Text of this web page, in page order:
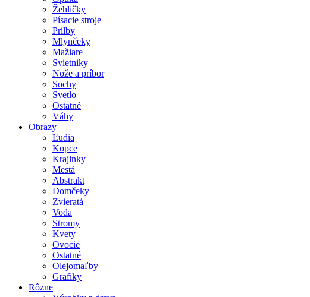
Žehličky
Písacie stroje
Prilby
Mlynčeky
Mažiare
Svietniky
Nože a príbor
Sochy
Svetlo
Ostatné
Váhy
Obrazy
Ľudia
Kopce
Krajinky
Mestá
Abstrakt
Domčeky
Zvieratá
Voda
Stromy
Kvety
Ovocie
Ostatné
Olejomaľby
Grafiky
Rôzne